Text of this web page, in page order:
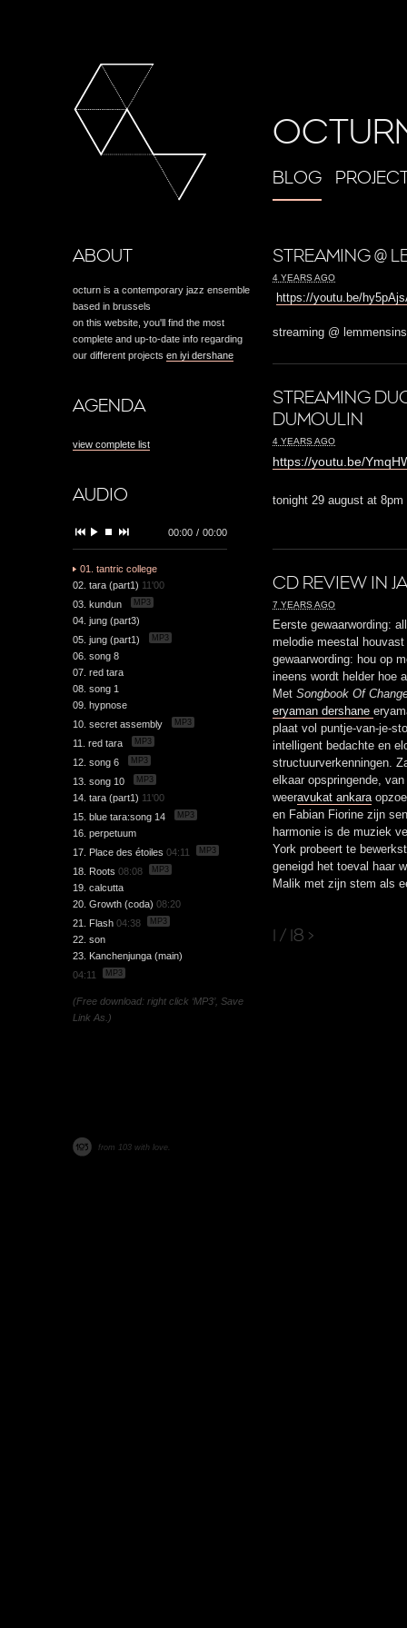
BLOG
ABOUT
octurn is a contemporary jazz ensemble
based in brussels
on this website, you'll find the most
complete and up-to-date info regarding
our different projects en iyi dershane
AGENDA
view complete list
AUDIO
00:00 / 00:00
01. tantric college
02. tara (part1) 11'00
03. kundun
MP3
04. jung (part3)
05. jung (part1)
MP3
06. song 8
07. red tara
08. song 1
09. hypnose
10. secret assembly
MP3
11. red tara MP3
12. song 6 MP3
13. song 10 MP3
14. tara (part1) 11'00
15. blue tara:song 14
MP3
16. perpetuum
17. Place des étoiles 04:11 MP3
18. Roots 08:08 MP3
19. calcutta
20. Growth (coda) 08:20
21. Flash 04:38 MP3
22. son
23. Kanchenjunga (main)
04:11
MP3
(Free download: right click ‘MP3’, Save
Link As.)
STREAMING @
4 YEARS AGO
https://youtu.be/
streaming @
STREAMING
DUMOULIN
4 YEARS AGO
https://youtu.be/
tonight 29 august at 8pm
CD REVIEW IN
7 YEARS AGO
Eerste gewaarwording:
melodie meestal
gewaarwording: hou op
ineens wordt helder hoe
Met Songbook Of
eryaman dershane
plaat vol puntje-van-je-
intelligent bedachte en
structuurverkenningen.
elkaar opspringende,
weeravukat ankara
en Fabian Fiorine zijn
harmonie is de muziek
York probeert te
geneigd het toeval haar
Malik met zijn stem als
1 / 18 >
from 103 with love.